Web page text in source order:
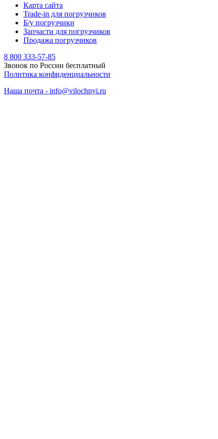
Карта сайта
Trade-in для погрузчиков
Б/у погрузчики
Запчасти для погрузчиков
Продажа погрузчиков
8 800 333-57-85
Звонок по России бесплатный
Политика конфиденциальности
Наша почта - info@vilochnyi.ru